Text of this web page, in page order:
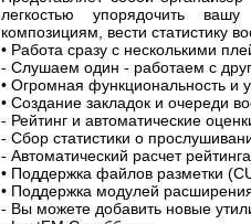
легкостью упорядочить
композициям, вести статистику
• Работа сразу с несколькими
- Cлушаем один - работаем с
• Огромная функциональность и
• Создание закладок и очереди
- Рейтинг и автоматические
- Сбор статистики о
- Автоматический расчет
• Поддержка файлов разметки
• Поддержка модулей
- Вы можете добавить новые